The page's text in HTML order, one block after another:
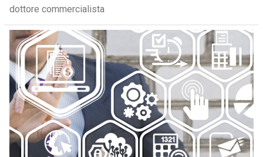
dottore commercialista